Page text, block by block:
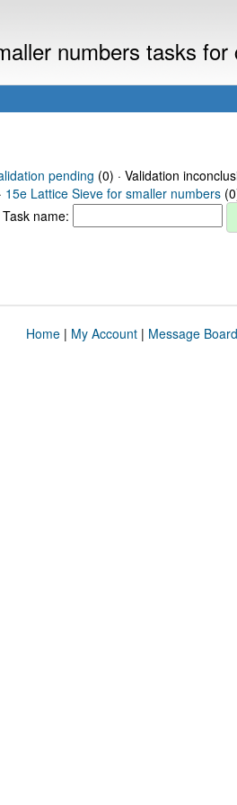
numbers tasks
pending (0) · Validation
15e Lattice Sieve for smaller numbers
Task name:
Home| My Account| Message